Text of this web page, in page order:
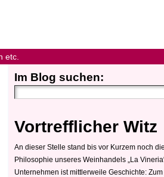
etc.
Im Blog suchen:
Vortrefflicher Witz
An dieser Stelle stand bis vor Kurzem noch die
Philosophie unseres Weinhandels „La
Unternehmen ist mittlerweile Geschichte: